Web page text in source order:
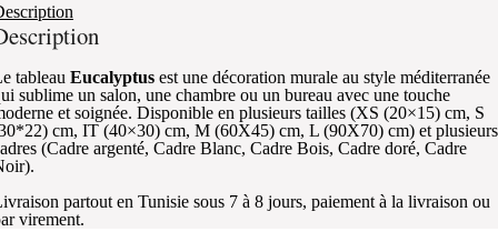
tableau Eucalyptus est une décoration murale au style méditerranée
sublime un salon, une chambre ou un bureau avec une touche
et soignée. Disponible en plusieurs tailles (XS (20×15) cm, S
cm, IT (40×30) cm, M (60X45) cm, L (90X70) cm) et plusieurs
(Cadre argenté, Cadre Blanc, Cadre Bois, Cadre doré, Cadre
partout en Tunisie sous 7 à 8 jours, paiement à la livraison ou
virement.